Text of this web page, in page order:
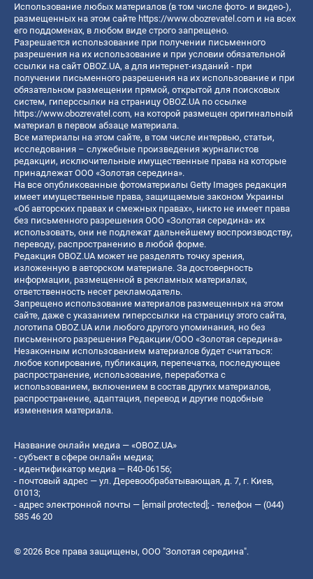
Использование любых материалов (в том числе фото- и видео-),
размещенных на этом сайте https://www.obozrevatel.com и на всех
его поддоменах, в любом виде строго запрещено.
Разрешается использование при получении письменного
разрешения на их использование и при условии обязательной
ссылки на сайт OBOZ.UA, а для интернет-изданий - при
получении письменного разрешения на их использование и при
обязательном размещении прямой, открытой для поисковых
систем, гиперссылки на страницу OBOZ.UA по ссылке
https://www.obozrevatel.com, на которой размещен оригинальный
материал в первом абзаце материала.
Все материалы на этом сайте, в том числе интервью, статьи,
исследования – служебные произведения журналистов
редакции, исключительные имущественные права на которые
принадлежат ООО «Золотая середина».
На все опубликованные фотоматериалы Getty Images редакция
имеет имущественные права, защищаемые законом Украины
«Об авторских правах и смежных правах», никто не имеет права
без письменного разрешения ООО «Золотая середина» их
использовать, они не подлежат дальнейшему воспроизводству,
переводу, распространению в любой форме.
Редакция OBOZ.UA может не разделять точку зрения,
изложенную в авторском материале. За достоверность
информации, размещенной в рекламных материалах,
ответственность несет рекламодатель.
Запрещено использование материалов размещенных на этом
сайте, даже с указанием гиперссылки на страницу этого сайта,
логотипа OBOZ.UA или любого другого упоминания, но без
письменного разрешения Редакции/ООО «Золотая середина»
Незаконным использованием материалов будет считаться:
любое копирование, публикация, перепечатка, последующее
распространение, использование, переработка с
использованием, включением в состав других материалов,
распространение, адаптация, перевод и другие подобные
изменения материала.
Название онлайн медиа — «OBOZ.UA»
- субъект в сфере онлайн медиа;
- идентификатор медиа — R40-06156;
- почтовый адрес — ул. Деревообрабатывающая, д. 7, г. Киев,
01013;
- адрес электронной почты — [email protected]; - телефон — (044)
585 46 20
© 2026 Все права защищены, ООО "Золотая середина".